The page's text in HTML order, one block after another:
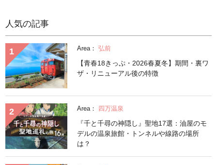
人気の記事
Area： 弘前
【青春18きっぷ・2026春夏冬】期間・裏ワ
ザ・リニューアル後の特徴
Area： 四万温泉
『千と千尋の神隠し』聖地17選：油屋のモ
デルの温泉旅館・トンネルや線路の場所
は？